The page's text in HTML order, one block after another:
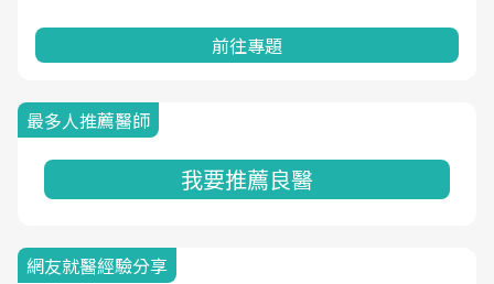
前往專題
最多人推薦醫師
我要推薦良醫
網友就醫經驗分享